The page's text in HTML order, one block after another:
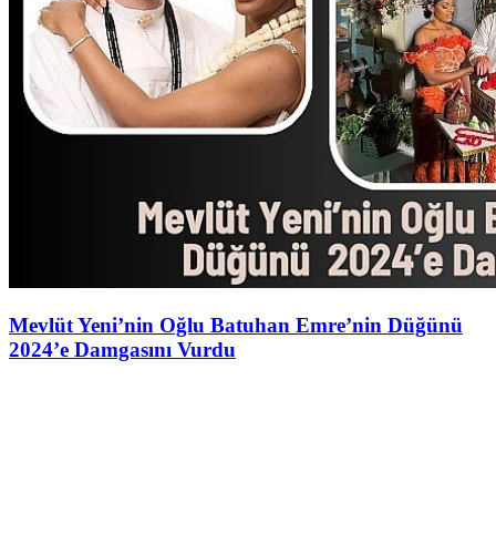
Mevlüt Yeni’nin Oğlu Batuhan Emre’nin Düğünü
2024’e Damgasını Vurdu